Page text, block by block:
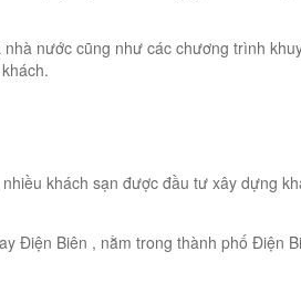
nước cũng như các chương trình
khách sạn được đầu tư xây dựng
Điện Biên , nằm trong thành phố Điện